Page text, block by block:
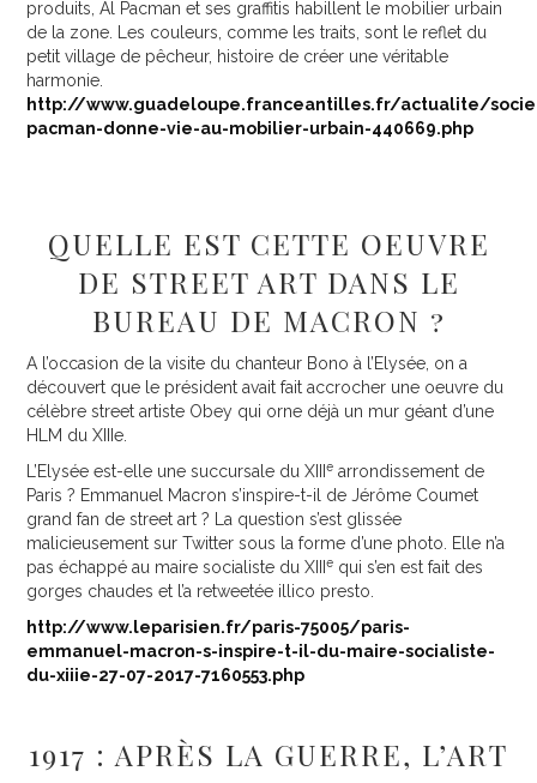
produits, Al Pacman et ses graffitis habillent le mobilier urbain
de la zone. Les couleurs, comme les traits, sont le reflet du
petit village de pêcheur, histoire de créer une véritable
harmonie.
http://www.guadeloupe.franceantilles.fr/actualite/
pacman-donne-vie-au-mobilier-urbain-440669.php
QUELLE EST CETTE OEUVRE
DE STREET ART DANS LE
BUREAU DE MACRON ?
A l’occasion de la visite du chanteur Bono à l’Elysée, on a
découvert que le président avait fait accrocher une oeuvre du
célèbre street artiste Obey qui orne déjà un mur géant d’une
HLM du XIIIe.
L’Elysée est-elle une succursale du XIIIe arrondissement de
Paris ? Emmanuel Macron s’inspire-t-il de Jérôme Coumet
grand fan de street art ? La question s’est glissée
malicieusement sur Twitter sous la forme d’une photo. Elle n’a
pas échappé au maire socialiste du XIIIe qui s’en est fait des
gorges chaudes et l’a retweetée illico presto.
http://www.leparisien.fr/paris-75005/paris-
emmanuel-macron-s-inspire-t-il-du-maire-socialiste-
du-xiiie-27-07-2017-7160553.php
1917 : APRÈS LA GUERRE, L’ART